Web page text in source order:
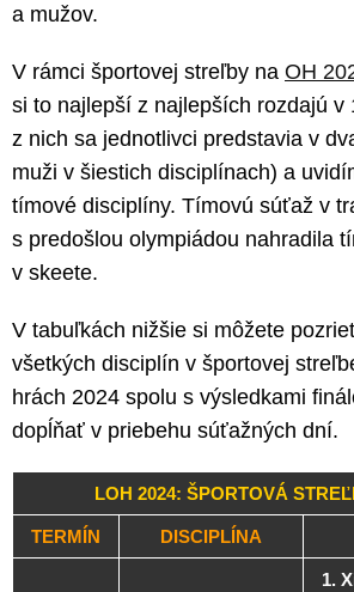
a mužov.
V rámci športovej streľby na OH
si to najlepší z najlepších rozdajú v
z nich sa jednotlivci predstavia v
muži v šiestich disciplínach) a
tímové disciplíny. Tímovú súťaž v
s predošlou olympiádou nahradila
v skeete.
V tabuľkách nižšie si môžete
všetkých disciplín v športovej
hrách 2024 spolu s výsledkami
dopĺňať v priebehu súťažných dní.
LOH 2024: ŠPORTOVÁ
TERMÍN DISCIPLÍNA
1.